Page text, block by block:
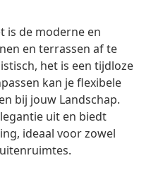
is de moderne en
en terrassen af te
het is een tijdloze
kan je flexibele
bij jouw Landschap.
uit en biedt
ideaal voor zowel